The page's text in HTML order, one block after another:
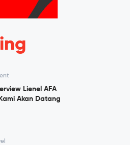
Lienel AFA
Akan Datang